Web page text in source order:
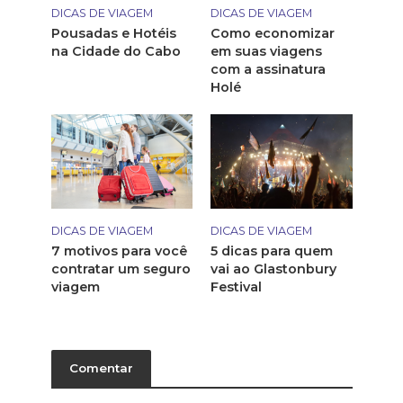
DICAS DE VIAGEM
Pousadas e Hotéis
na Cidade do Cabo
DICAS DE VIAGEM
Como economizar
em suas viagens
com a assinatura
Holé
DICAS DE VIAGEM
7 motivos para você
contratar um seguro
viagem
DICAS DE VIAGEM
5 dicas para quem
vai ao Glastonbury
Festival
Comentar